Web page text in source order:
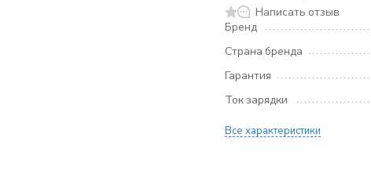
Написать отзыв
Бренд
Страна бренда
Гарантия
Ток зарядки
Все характеристики